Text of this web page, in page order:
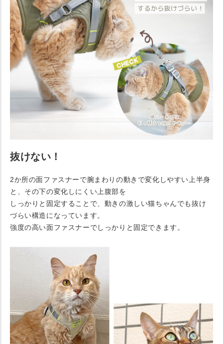
抜けない！
2か所の面ファスナーで腕まわりの動きで変化しやすい上半身
と、その下の変化しにくい上腹部を
しっかりと固定することで、動きの激しい猫ちゃんでも抜け
づらい構造になっています。
強度の高い面ファスナーでしっかりと固定できます。